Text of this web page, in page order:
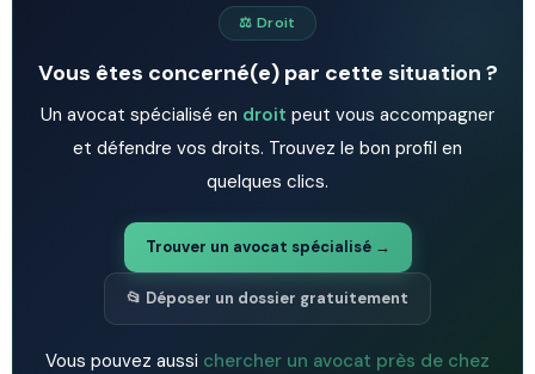
⚖️ Droit
Vous êtes concerné(e) par cette situation ?
Un avocat spécialisé en droit peut vous accompagner
et défendre vos droits. Trouvez le bon profil en
quelques clics.
Trouver un avocat spécialisé →
📂 Déposer un dossier gratuitement
Vous pouvez aussi chercher un avocat près de chez